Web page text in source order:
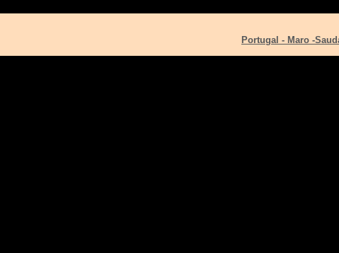
Portugal - Maro -